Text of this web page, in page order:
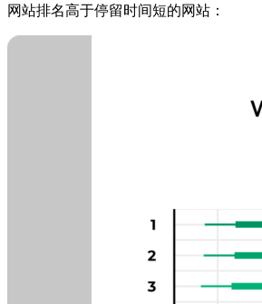
网站排名高于停留时间短的网站：